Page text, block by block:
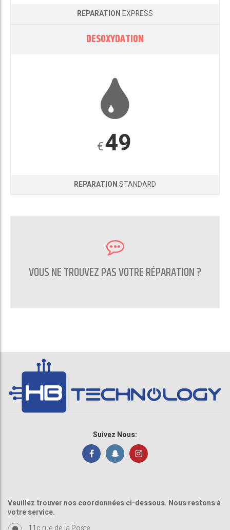
REPARATIONEXPRESS
DESOXYDATION
€49
REPARATIONSTANDARD
VOUS NE TROUVEZ PAS VOTRE RÉPARATION ?
CONTACTEZ NOUS
Suivez Nous:
Veuillez trouver nos coordonnées ci-dessous. Nous restons à
votre service.